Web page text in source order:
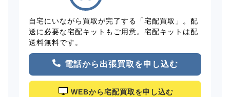
自宅にいながら買取が完了する「宅配買取」。配
送に必要な宅配キットもご用意。宅配キットは配
送料無料です。
電話から出張買取を申し込む
WEBから宅配買取を申し込む